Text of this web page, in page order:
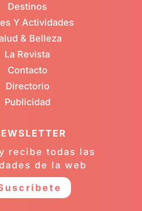
Destinos
Y Actividades
& Belleza
La Revista
Contacto
Directorio
Publicidad
recibe todas las
de la web